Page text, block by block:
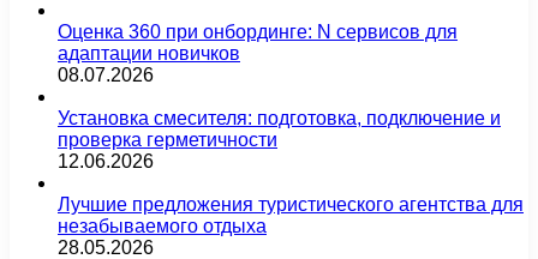
Оценка 360 при онбординге: N сервисов для
адаптации новичков
08.07.2026
Установка смесителя: подготовка, подключение и
проверка герметичности
12.06.2026
Лучшие предложения туристического агентства для
незабываемого отдыха
28.05.2026